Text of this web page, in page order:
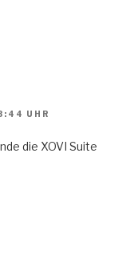
UHR
die XOVI Suite